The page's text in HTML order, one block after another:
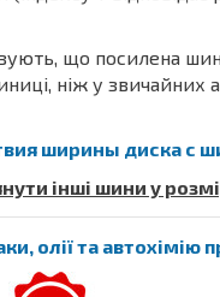
що посилена
ніж у звичайних
ширины диска с
інші шини у
олії та автохімію